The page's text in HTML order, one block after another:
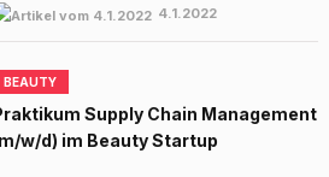
4.1.2022
BEAUTY
Supply Chain Management
w/d) im Beauty Startup